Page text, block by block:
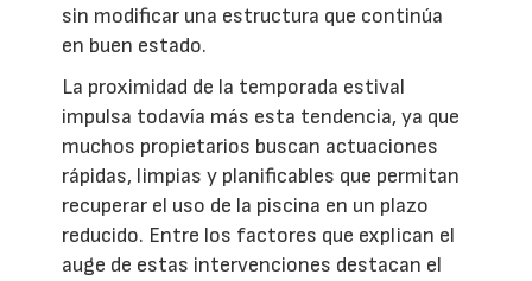
sin modificar una estructura que continúa
en buen estado.
La proximidad de la temporada estival
impulsa todavía más esta tendencia, ya que
muchos propietarios buscan actuaciones
rápidas, limpias y planificables que permitan
recuperar el uso de la piscina en un plazo
reducido. Entre los factores que explican el
auge de estas intervenciones destacan el